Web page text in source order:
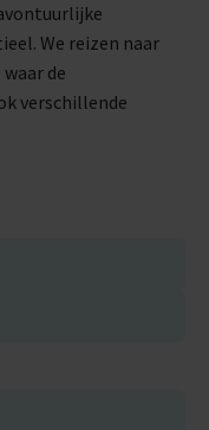
We reizen naar
de
verschillende